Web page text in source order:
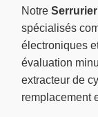
Notre
spécialisés
électroniques
évaluation
extracteur de
remplacement